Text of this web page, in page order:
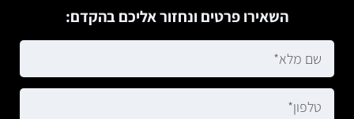
השאירו פרטים ונחזור אליכם בהקדם: